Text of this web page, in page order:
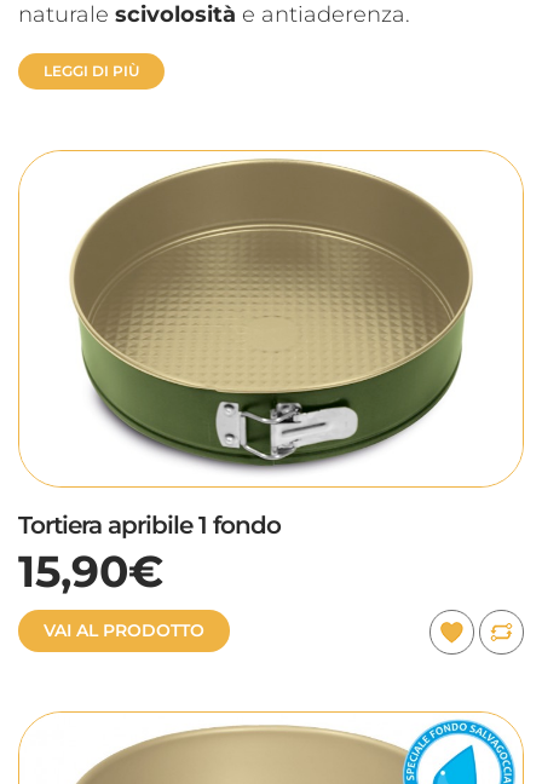
naturale scivolosità e antiaderenza.
LEGGI DI PIÙ
Tortiera apribile 1 fondo
15,90€
VAI AL PRODOTTO